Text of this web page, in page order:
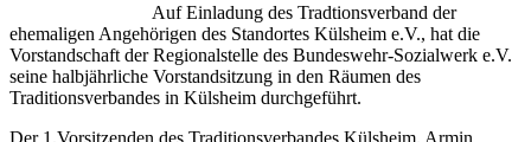
Auf Einladung des Tradtionsverband der
ehemaligen Angehörigen des Standortes Külsheim e.V., hat die
Vorstandschaft der Regionalstelle des Bundeswehr-Sozialwerk e.V.
seine halbjährliche Vorstandsitzung in den Räumen des
Traditionsverbandes in Külsheim durchgeführt.
Der 1.Vorsitzenden des Traditionsverbandes Külsheim, Armin